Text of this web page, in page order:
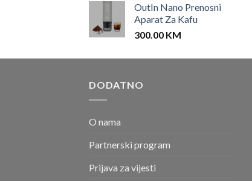
OutIn Nano Prenosni
Aparat Za Kafu
300.00 KM
DODATNO
O nama
Partnerski program
Prijava za vijesti